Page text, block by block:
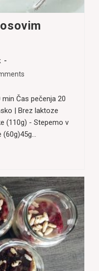
Čas pečenja 20
| Brez laktoze
(110g) - Stepemo v
(60g)45g…